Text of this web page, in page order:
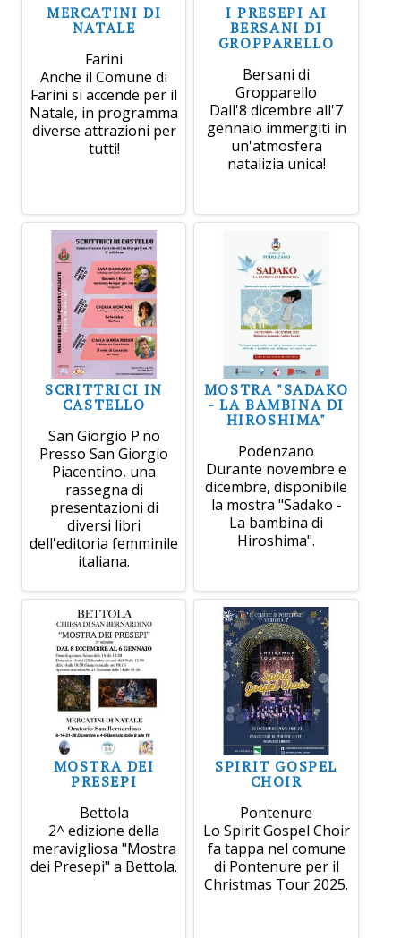
MERCATINI DI
NATALE
Farini
Anche il Comune di
Farini si accende per il
Natale, in programma
diverse attrazioni per
tutti!
I PRESEPI AI
BERSANI DI
GROPPARELLO
Bersani di
Gropparello
Dall'8 dicembre all'7
gennaio immergiti in
un'atmosfera
natalizia unica!
SCRITTRICI IN
CASTELLO
San Giorgio P.no
Presso San Giorgio
Piacentino, una
rassegna di
presentazioni di
diversi libri
dell'editoria femminile
italiana.
MOSTRA "SADAKO
- LA BAMBINA DI
HIROSHIMA"
Podenzano
Durante novembre e
dicembre, disponibile
la mostra "Sadako -
La bambina di
Hiroshima".
MOSTRA DEI
PRESEPI
Bettola
2^ edizione della
meravigliosa "Mostra
dei Presepi" a Bettola.
SPIRIT GOSPEL
CHOIR
Pontenure
Lo Spirit Gospel Choir
fa tappa nel comune
di Pontenure per il
Christmas Tour 2025.